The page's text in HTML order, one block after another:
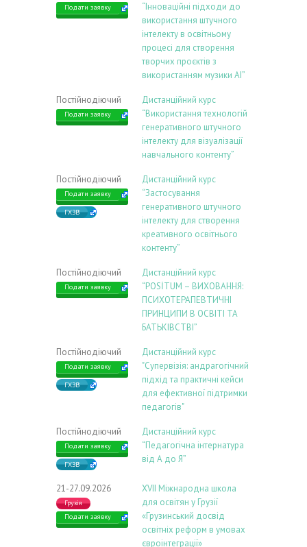
Подати заявку
“Інноваційні підходи до
використання штучного
інтелекту в освітньому
процесі для створення
творчих проєктів з
використанням музики АІ”
Постійнодіючий
Подати заявку
Дистанційний курс
“Використання технологій
генеративного штучного
інтелекту для візуалізації
навчального контенту”
Постійнодіючий
Подати заявку
ГХЗВ
Дистанційний курс
“Застосування
генеративного штучного
інтелекту для створення
креативного освітнього
контенту”
Постійнодіючий
Подати заявку
Дистанційний курс
“POSİTUM – ВИХОВАННЯ:
ПСИХОТЕРАПЕВТИЧНІ
ПРИНЦИПИ В ОСВІТІ ТА
БАТЬКІВСТВІ”
Постійнодіючий
Подати заявку
ГХЗВ
Дистанційний курс
"Супервізія: андрагогічний
підхід та практичні кейси
для ефективної підтримки
педагогів"
Постійнодіючий
Подати заявку
ГХЗВ
Дистанційний курс
“Педагогічна інтернатура
від А до Я”
21-27.09.2026
Грузія
Подати заявку
ХVIІ Міжнародна школа
для освітян у Грузії
«Грузинський досвід
освітніх реформ в умовах
євроінтеграції»